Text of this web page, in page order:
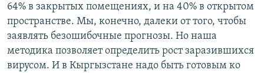
64% в закрытых помещениях, и на 40% в открытом
пространстве. Мы, конечно, далеки от того, чтобы
заявлять безошибочные прогнозы. Но наша
методика позволяет определить рост заразившихся
вирусом. И в Кыргызстане надо быть готовым ко